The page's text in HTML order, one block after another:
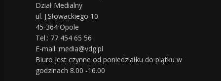
Dział Medialny
ul. J.Słowackiego 10
45-364 Opole
Tel.: 77 454 65 56
E-mail: media@vdg.pl
Biuro jest czynne od poniedziałku do piątku w
godzinach 8.00 -16.00